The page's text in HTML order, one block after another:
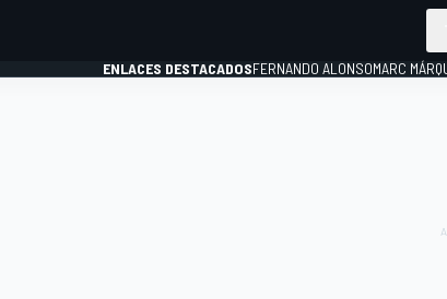
ENLACES DESTACADOSFERNANDO ALONSOMARC